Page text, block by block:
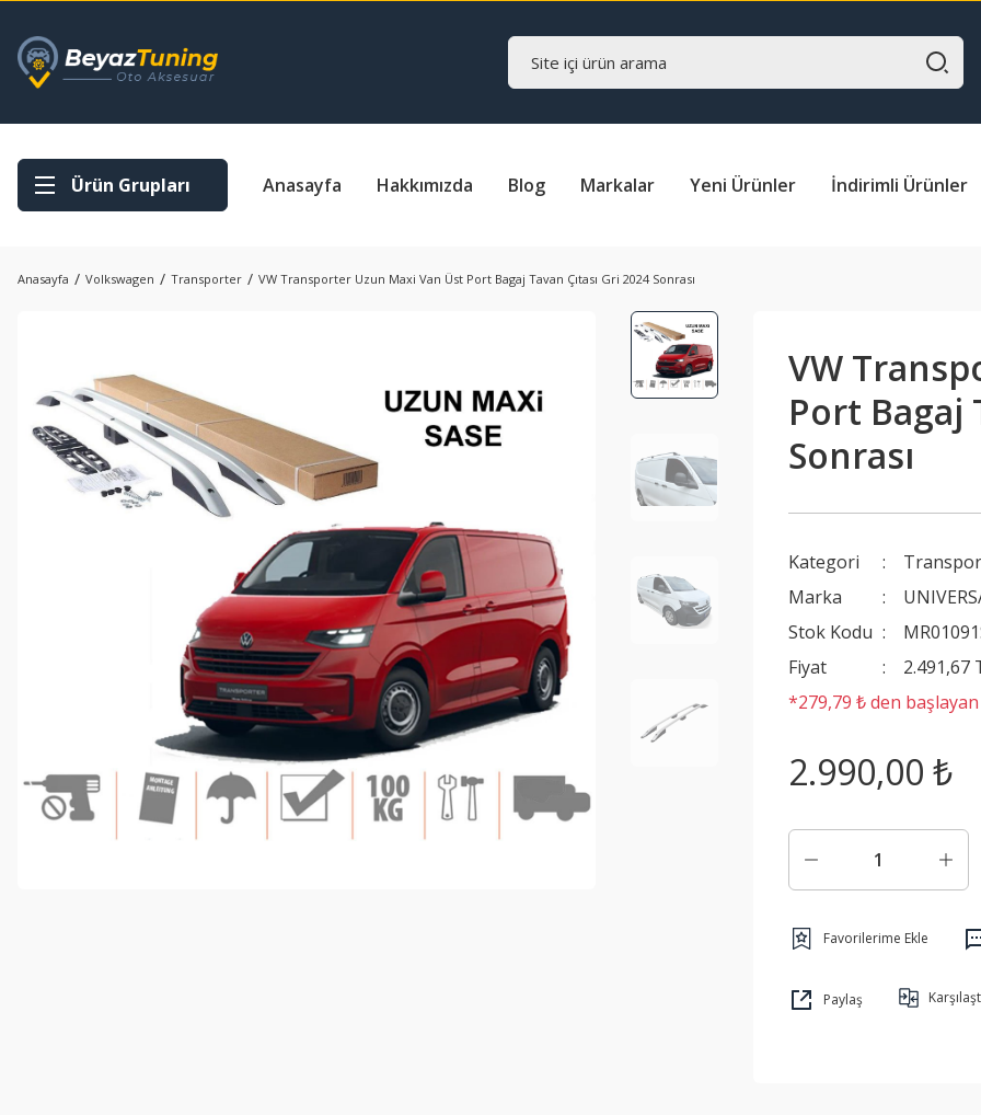
Ürün Grupları Anasayfa Hakkımızda Blog Markalar Yeni Ürünler İndirimli Ürünler
Anasayfa Volkswagen Transporter VW Transporter Uzun Maxi Van Üst Port Bagaj Tavan Çıtası Gri 2024 Sonrası
VW
Port Bagaj
Sonrası
Kategori
Marka
Stok Kodu
Fiyat
2.491,67
*279,79 ₺ den
2.990,00 ₺
Paylaş